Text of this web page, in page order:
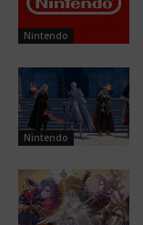
Nintendo
Nintendo